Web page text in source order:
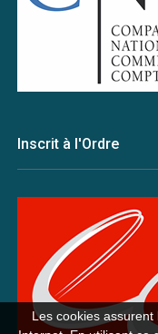
Inscrit à l'Ordre
Les cookies